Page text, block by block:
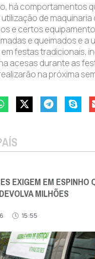
há comportamentos
de maquinaria
e certos
e queimados e a
festas tradicionais,
acesas durante as
na próxima
EXIGEM EM ESPINHO
MILHÕES
15:55